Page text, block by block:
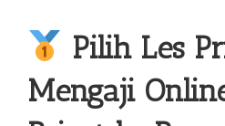
Pilih Les
Mengaji